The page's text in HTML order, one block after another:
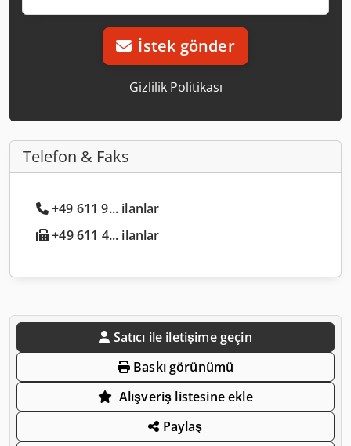
İstek gönder
Gizlilik Politikası
Telefon & Faks
+49 611 9... ilanlar
+49 611 4... ilanlar
Satıcı ile iletişime geçin
Baskı görünümü
Alışveriş listesine ekle
Paylaş